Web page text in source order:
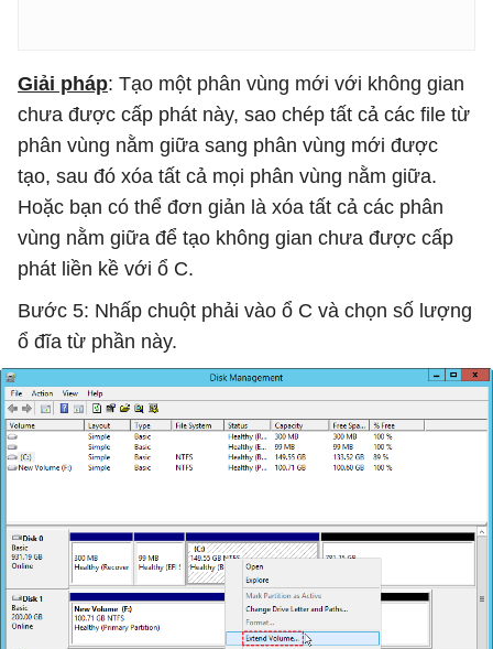
Giải pháp: Tạo một phân vùng mới với không gian
chưa được cấp phát này, sao chép tất cả các file từ
phân vùng nằm giữa sang phân vùng mới được
tạo, sau đó xóa tất cả mọi phân vùng nằm giữa.
Hoặc bạn có thể đơn giản là xóa tất cả các phân
vùng nằm giữa để tạo không gian chưa được cấp
phát liền kề với ổ C.
Bước 5: Nhấp chuột phải vào ổ C và chọn số lượng
ổ đĩa từ phần này.